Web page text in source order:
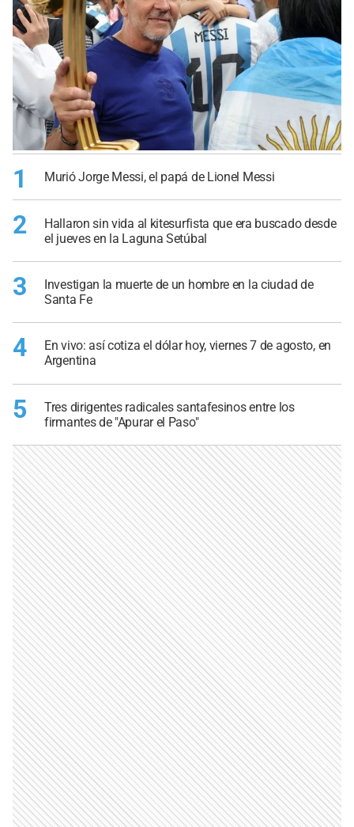
1 Murió Jorge Messi, el papá de Lionel Messi
2
Hallaron sin vida al kitesurfista que era buscado desde
el jueves en la Laguna Setúbal
3
Investigan la muerte de un hombre en la ciudad de
Santa Fe
4
En vivo: así cotiza el dólar hoy, viernes 7 de agosto, en
Argentina
5
Tres dirigentes radicales santafesinos entre los
firmantes de "Apurar el Paso"